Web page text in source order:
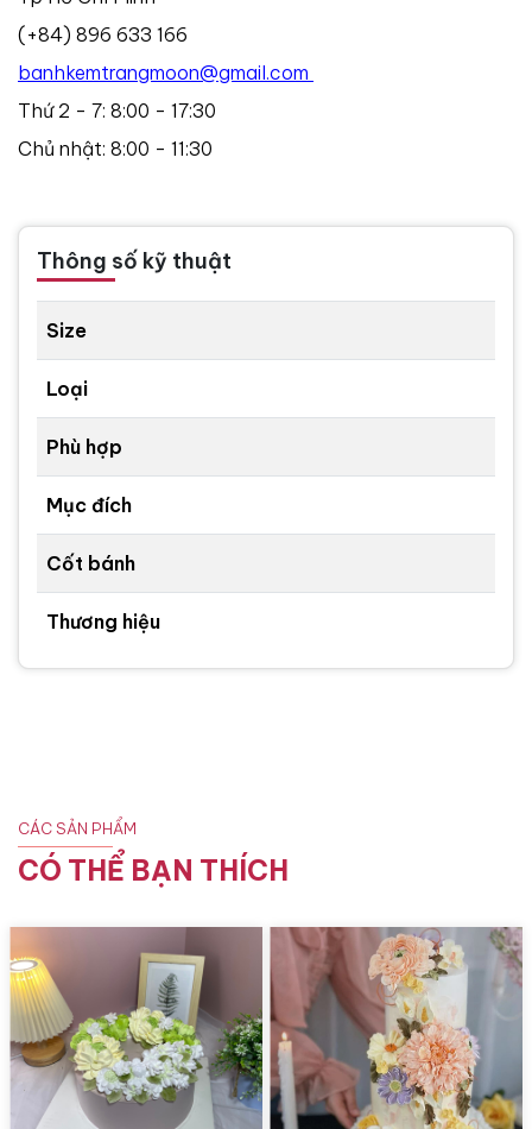
(+84) 896 633 166
banhkemtrangmoon@gmail.com
Thứ 2 - 7: 8:00 - 17:30
Chủ nhật: 8:00 - 11:30
Thông số kỹ thuật
Size
Loại
Phù hợp
Mục đích
Cốt bánh
Thương hiệu
CÁC SẢN PHẨM
CÓ THỂ BẠN THÍCH